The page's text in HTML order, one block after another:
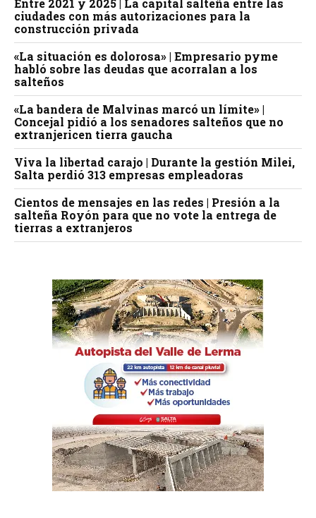
Entre 2021 y 2025 | La capital salteña entre las
ciudades con más autorizaciones para la
construcción privada
«La situación es dolorosa» | Empresario pyme
habló sobre las deudas que acorralan a los
salteños
«La bandera de Malvinas marcó un límite» |
Concejal pidió a los senadores salteños que no
extranjericen tierra gaucha
Viva la libertad carajo | Durante la gestión Milei,
Salta perdió 313 empresas empleadoras
Cientos de mensajes en las redes | Presión a la
salteña Royón para que no vote la entrega de
tierras a extranjeros